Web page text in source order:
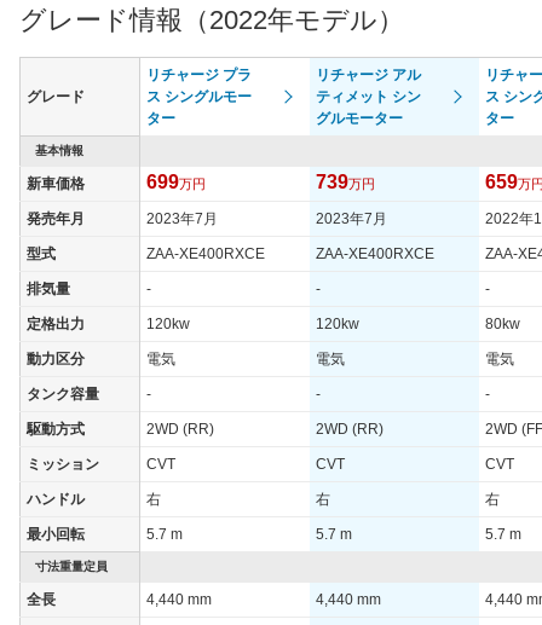
グレード情報（2022年モデル）
グレード
リチャージ プラ
ス シングルモー
ター
リチャージ アル
ティメット シン
グルモーター
リチャ
ス シン
ター
基本情報
新車価格 699万円 739万円 659万
発売年月 2023年7月 2023年7月 2022年
型式 ZAA-XE400RXCE ZAA-XE400RXCE ZAA-
排気量 - - -
定格出力 120kw 120kw 80kw
動力区分 電気 電気 電気
タンク容量 - - -
駆動方式 2WD (RR) 2WD (RR) 2WD
ミッション CVT CVT CVT
ハンドル 右 右 右
最小回転 5.7 m 5.7 m 5.7 m
寸法重量定員
全長 4,440 mm 4,440 mm 4,440